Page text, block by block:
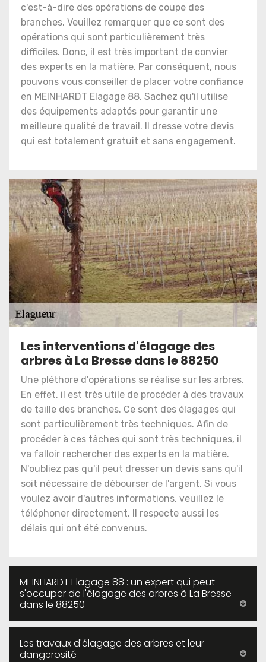
c'est-à-dire des opérations de coupe des
branches. Veuillez remarquer que ce sont des
opérations qui sont particulièrement très
difficiles. Donc, il est très important de convier
des experts en la matière. Par conséquent, nous
pouvons vous conseiller de placer votre confiance
en MEINHARDT Elagage 88. Sachez qu'il utilise
des équipements adaptés pour garantir une
meilleure qualité de travail. Il dresse votre devis
qui est totalement gratuit et sans engagement.
Les interventions d'élagage des
arbres à La Bresse dans le 88250
Une pléthore d'opérations se réalise sur les arbres.
En effet, il est très utile de procéder à des travaux
de taille des branches. Ce sont des élagages qui
sont particulièrement très techniques. Afin de
procéder à ces tâches qui sont très techniques, il
va falloir rechercher des experts en la matière.
N'oubliez pas qu'il peut dresser un devis sans qu'il
soit nécessaire de débourser de l'argent. Si vous
voulez avoir d'autres informations, veuillez le
téléphoner directement. Il respecte aussi les
délais qui ont été convenus.
MEINHARDT Elagage 88 : un expert qui peut
s'occuper de l'élagage des arbres à La Bresse
dans le 88250
Les travaux d'élagage des arbres et leur
dangerosité